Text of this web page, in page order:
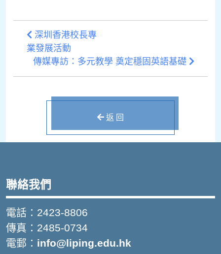
深圳香港校長專
業發展活動
傳媒專訪：多元教學 奠定穩固英語基礎
返 回
聯絡我們
電話：2423-8806
傳真：2485-0734
電郵： info@liping.edu.hk